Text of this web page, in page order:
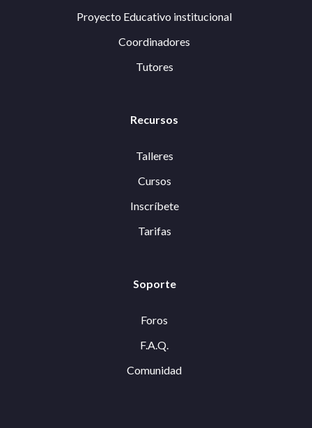
Proyecto Educativo institucional
Coordinadores
Tutores
Recursos
Talleres
Cursos
Inscríbete
Tarifas
Soporte
Foros
F.A.Q.
Comunidad